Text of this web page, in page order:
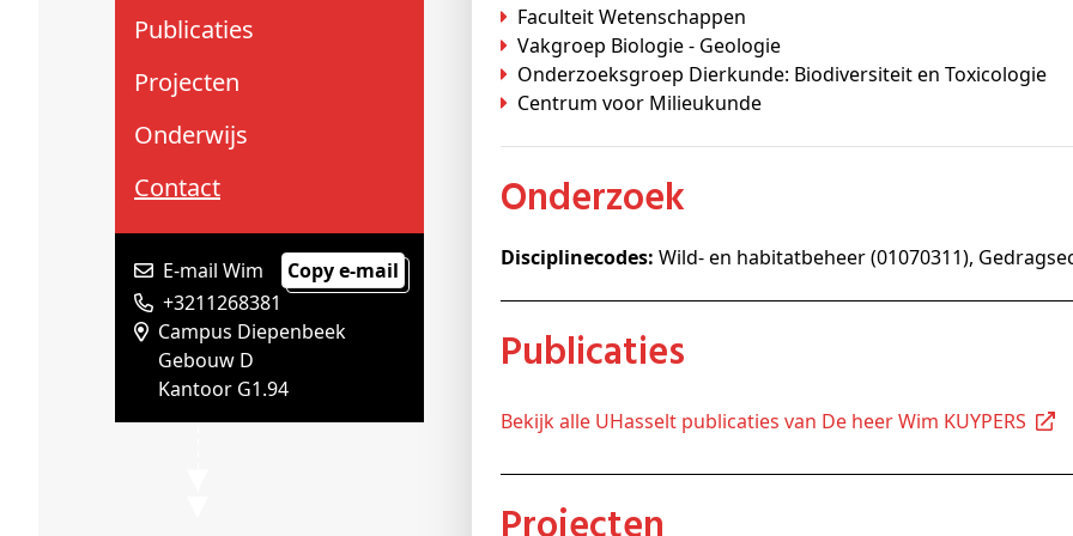
Publicaties
Projecten
Onderwijs
Contact
E-mail Wim
Copy e-mail
+3211268381
Campus Diepenbeek
Gebouw D
Kantoor G1.94
Faculteit Wetenschappen
Vakgroep Biologie - Geologie
Onderzoeksgroep Dierkunde: Biodiversiteit en Toxicologie
Centrum voor Milieukunde
Onderzoek
Disciplinecodes: Wild- en habitatbeheer (01070311),
Publicaties
Bekijk alle UHasselt publicaties van De heer Wim KUYPERS